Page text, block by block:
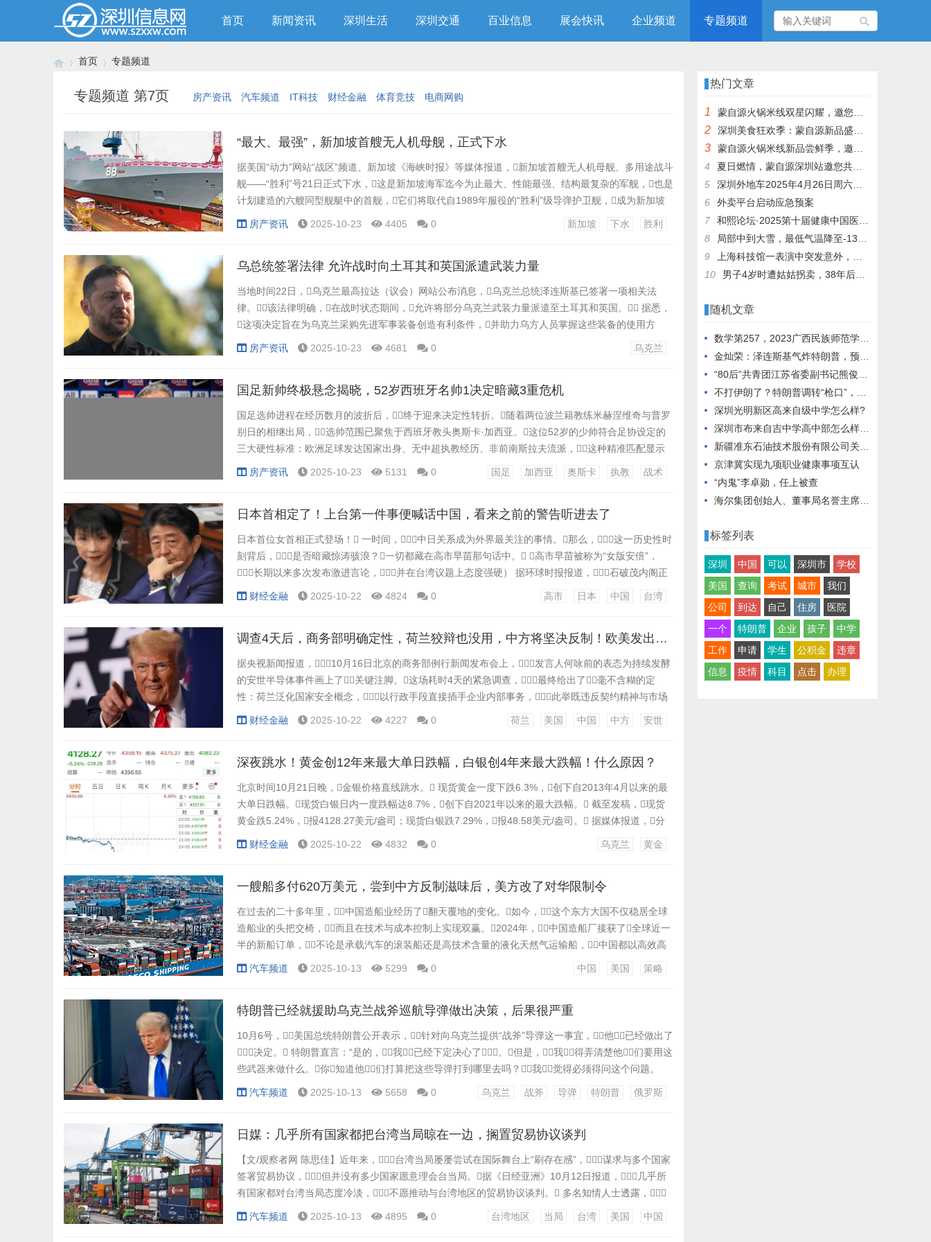
首页 新闻资讯 深圳生活 深圳交通 百业信息 展会快讯 企业频道 专题频道
首页 专题频道
专题频道 第7页 房产资讯 汽车频道 IT科技 财经金融 体育竞技 电商网购
“最大、最强”，新加坡首艘无人机母舰，正式下水
据美国“动力”网站“战区”频道、新加坡《海峡时报》等媒体报道，新加坡首艘无人机母舰、多用途战斗
舰——“胜利”号21日正式下水，这是新加坡海军迄今为止最大、性能最强、结构最复杂的军舰，也是
计划建造的六艘同型舰艇中的首舰，它们将取代自1989年服役的“胜利”级导弹护卫舰，成为新加坡
海军舰队现代化的核心力量。 “战区”频道称，“胜利”号21日在新加坡新科工程公司所属的造船厂下
房产资讯 2025-10-23 4405 0 新加坡 下水 胜利
乌总统签署法律 允许战时向土耳其和英国派遣武装力量
当地时间22日，乌克兰最高拉达（议会）网站公布消息，乌克兰总统泽连斯基已签署一项相关法
律。该法律明确，在战时状态期间，允许将部分乌克兰武装力量派遣至土耳其和英国。 据悉，
这项决定旨在为乌克兰采购先进军事装备创造有利条件，并助力乌方人员掌握这些装备的使用方
法，最终目的是更好地保卫乌克兰的国家主权和领土完整。（总台记者 董薇） 编辑/马晓晴...
房产资讯 2025-10-23 4681 0 乌克兰
国足新帅终极悬念揭晓，52岁西班牙名帅1决定暗藏3重危机
国足选帅进程在经历数月的波折后，终于迎来决定性转折。随着两位波兰籍教练米赫涅维奇与普罗
别日的相继出局，选帅范围已聚焦于西班牙教头奥斯卡·加西亚。这位52岁的少帅符合足协设定的
三大硬性标准：欧洲足球发达国家出身、无中超执教经历、非前南斯拉夫流派，这种精准匹配显示
出本次选帅的严格导向。 奥斯卡·加西亚的战术理念与执教经历颇具亮点。他曾在西甲带领保级队
房产资讯 2025-10-23 5131 0 国足 加西亚 奥斯卡 执教 战术
日本首相定了！上台第一件事便喊话中国，看来之前的警告听进去了
日本首位女首相正式登场！ 一时间，中日关系成为外界最关注的事情。那么，这一历史性时
刻背后，是否暗藏惊涛骇浪？一切都藏在高市早苗那句话中。 （高市早苗被称为“女版安倍”，
长期以来多次发布激进言论，并在台湾议题上态度强硬） 据环球时报报道，石破茂内阁正
式集体辞职，而在众议院首相指名选举中，高市早苗凭借自民党本身的196席，加上新盟友
财经金融 2025-10-22 4824 0 高市 日本 中国 台湾
调查4天后，商务部明确定性，荷兰狡辩也没用，中方将坚决反制！欧美发出前所未有警告
据央视新闻报道，10月16日北京的商务部例行新闻发布会上，发言人何咏前的表态为持续发酵
的安世半导体事件画上了关键注脚。这场耗时4天的紧急调查，最终给出了毫不含糊的定
性：荷兰泛化国家安全概念，以行政手段直接插手企业内部事务，此举既违反契约精神与市场
原则，更会严重损害荷兰自身营商环境，堪称害人害己。 这一定性击碎了荷兰政府此前的
财经金融 2025-10-22 4227 0 荷兰 美国 中国 中方 安世
深夜跳水！黄金创12年来最大单日跌幅，白银创4年来最大跌幅！什么原因？
北京时间10月21日晚，金银价格直线跳水。 现货黄金一度下跌6.3%，创下自2013年4月以来的最
大单日跌幅。现货白银日内一度跌幅达8.7%，创下自2021年以来的最大跌幅。 截至发稿，现货
黄金跌5.24%，报4128.27美元/盎司；现货白银跌7.29%，报48.58美元/盎司。 据媒体报道，分
析人士指出，资金获利回调是引发此次跳水的主要原因之一。另外，全球贸易紧张局势暂时缓解，
财经金融 2025-10-22 4832 0 乌克兰 黄金
一艘船多付620万美元，尝到中方反制滋味后，美方改了对华限制令
在过去的二十多年里，中国造船业经历了翻天覆地的变化。如今，这个东方大国不仅稳居全球
造船业的头把交椅，而且在技术与成本控制上实现双赢。2024年，中国造船厂接获了全球近一
半的新船订单，不论是承载汽车的滚装船还是高技术含量的液化天然气运输船，中国都以高效高
质的生产能力让世界刮目相看。 反观美国，其造船业面临的挑战似乎更艰巨。美国同类型船只的
汽车频道 2025-10-13 5299 0 中国 美国 策略
特朗普已经就援助乌克兰战斧巡航导弹做出决策，后果很严重
10月6号，美国总统特朗普公开表示，针对向乌克兰提供“战斧”导弹这一事宜，他已经做出了
决定。 特朗普直言：“是的，我已经下定决心了。但是，我得弄清楚他们要用这
些武器来做什么。你知道他们打算把这些导弹打到哪里去吗？我觉得必须得问这个问题。
”值得一提的是，这是特朗普重新入主白宫之后，首次明确回应美国是否将批准向乌克兰提供具
汽车频道 2025-10-13 5658 0 乌克兰 战斧 导弹 特朗普 俄罗斯
日媒：几乎所有国家都把台湾当局晾在一边，搁置贸易协议谈判
【文/观察者网 陈思佳】近年来，台湾当局屡屡尝试在国际舞台上“刷存在感”，谋求与多个国家
签署贸易协议，但并没有多少国家愿意理会台当局。据《日经亚洲》10月12日报道，几乎所
有国家都对台湾当局态度冷淡，不愿推动与台湾地区的贸易协议谈判。 多名知情人士透露，
台湾当局一直寻求与澳大利亚和新西兰达成贸易协议或特定产业协议、与加拿大建立经济合作框架、与
汽车频道 2025-10-13 4895 0 台湾地区 当局 台湾 美国 中国
热门文章
1 蒙自源火锅米线双星闪耀，邀您共享辣爽夏日盛宴！
2 深圳美食狂欢季：蒙自源新品盛宴邀您品尝
3
蒙自源火锅米线新品尝鲜季，邀您共享味蕾盛宴！
4
夏日燃情，蒙自源深圳站邀您共赴美食盛宴！
5
深圳外地车2025年4月26日周六限行吗
6
外卖平台启动应急预案
7
和熙论坛·2025第十届健康中国医药连锁发展论坛在泰州举办
8
局部中到大雪，最低气温降至-13℃，济南今冬的第一场雪，或跟去年同一时间！
9
上海科技馆一表演中突发意外，机器人从高处坠落摔毁
10
男子4岁时遭姑姑拐卖，38年后终回家认亲！聋哑父母苦寻多年，母亲已抱憾离世丨红星寻人
随机文章
数学第257，2023广西民族师范学院最好学科排名，工商管理第331
金灿荣：泽连斯基气炸特朗普，预示了他的两种结局
“80后”共青团江苏省委副书记熊俊履新江苏南通市副市长
不打伊朗了？特朗普调转“枪口”，又一场“大战”恐爆发，绍伊古登机离京
深圳光明新区高来自级中学怎么样?
深圳市布来自吉中学高中部怎么样360问答？
新疆准东石油技术股份有限公司关于完成变更登记（备案）并换发营业执照的公告
京津冀实现九项职业健康事项互认
“内鬼”李卓勋，任上被查
海尔集团创始人、董事局名誉主席张瑞敏一行调研青岛中央法务区
标签列表
深圳 中国 可以 深圳市
学校
美国
查询 考试 城市
我们
公司
到达 自己 住房
医院
一个
特朗普 企业 孩子
中学
工作
申请 学生 公积金
违章
信息
疫情 科目 点击 办理